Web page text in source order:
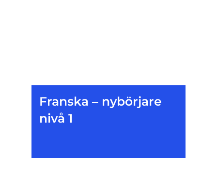
Franska – nybörjare
nivå 1